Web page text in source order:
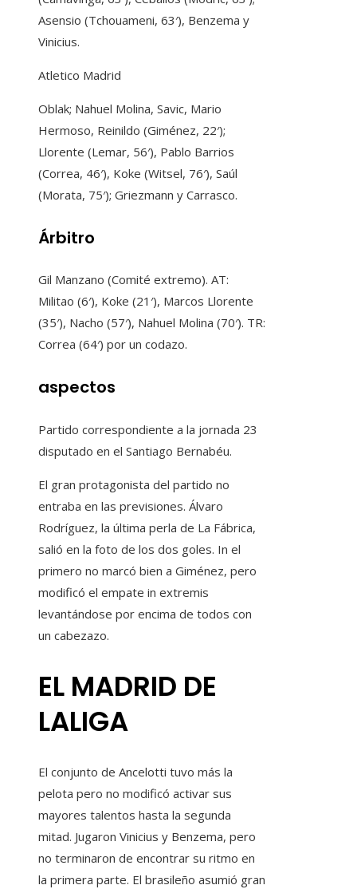
Asensio (Tchouameni, 63′), Benzema y
Vinicius.
Atletico Madrid
Oblak; Nahuel Molina, Savic, Mario
Hermoso, Reinildo (Giménez, 22′);
Llorente (Lemar, 56′), Pablo Barrios
(Correa, 46′), Koke (Witsel, 76′), Saúl
(Morata, 75′); Griezmann y Carrasco.
Árbitro
Gil Manzano (Comité extremo). AT:
Militao (6′), Koke (21′), Marcos Llorente
(35′), Nacho (57′), Nahuel Molina (70′). TR:
Correa (64′) por un codazo.
aspectos
Partido correspondiente a la jornada 23
disputado en el Santiago Bernabéu.
El gran protagonista del partido no
entraba en las previsiones. Álvaro
Rodríguez, la última perla de La Fábrica,
salió en la foto de los dos goles. In el
primero no marcó bien a Giménez, pero
modificó el empate in extremis
levantándose por encima de todos con
un cabezazo.
EL MADRID DE
LALIGA
El conjunto de Ancelotti tuvo más la
pelota pero no modificó activar sus
mayores talentos hasta la segunda
mitad. Jugaron Vinicius y Benzema, pero
no terminaron de encontrar su ritmo en
la primera parte. El brasileño asumió gran